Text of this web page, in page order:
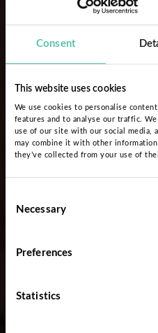
Consent
This website uses cookies
We use cookies to personalise
features and to analyse our traffic.
use of our site with our social media,
may combine it with other
they’ve collected from your use of
Selection
Necessary
Preferences
Statistics